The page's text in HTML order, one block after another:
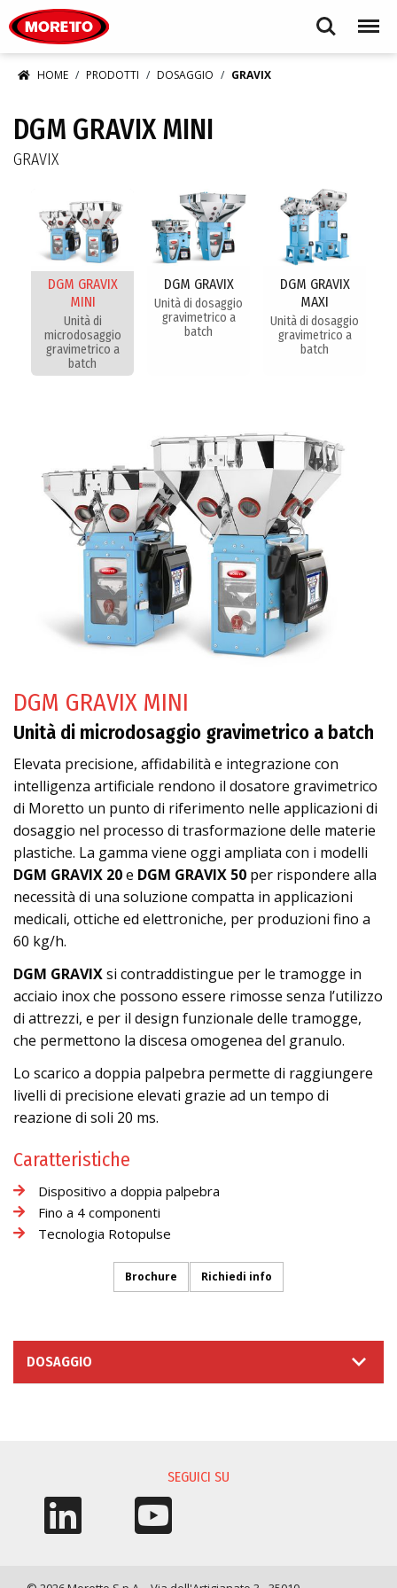
Search Menu
HOME PRODOTTI DOSAGGIO GRAVIX
DGM GRAVIX MINI
GRAVIX
DGM GRAVIX
MINI
Unità di
microdosaggio
gravimetrico a
batch
DGM GRAVIX
Unità di dosaggio
gravimetrico a
batch
DGM GRAVIX
MAXI
Unità di dosaggio
gravimetrico a
batch
DGM GRAVIX MINI
Unità di microdosaggio gravimetrico a batch
Elevata precisione, affidabilità e integrazione con
intelligenza artificiale rendono il dosatore gravimetrico
di Moretto un punto di riferimento nelle applicazioni di
dosaggio nel processo di trasformazione delle materie
plastiche. La gamma viene oggi ampliata con i modelli
DGM GRAVIX 20e DGM GRAVIX 50 per rispondere alla
necessità di una soluzione compatta in applicazioni
medicali, ottiche ed elettroniche, per produzioni fino a
60 kg/h.
DGM GRAVIXsi contraddistingue per le tramogge in
acciaio inox che possono essere rimosse senza l’utilizzo
di attrezzi, e per il design funzionale delle tramogge,
che permettono la discesa omogenea del granulo.
Lo scarico a doppia palpebra permette di raggiungere
livelli di precisione elevati grazie ad un tempo di
reazione di soli 20 ms.
Caratteristiche
Dispositivo a doppia palpebra
Fino a 4 componenti
Tecnologia Rotopulse
Brochure Richiedi info
DOSAGGIO
SEGUICI SU